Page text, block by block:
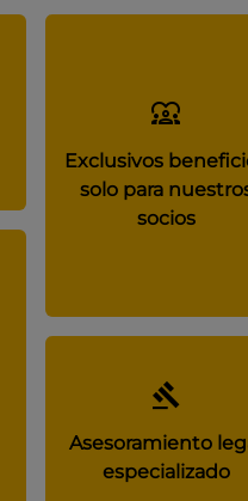
Exclusivos
solo para
socios
Asesoramiento
especializado